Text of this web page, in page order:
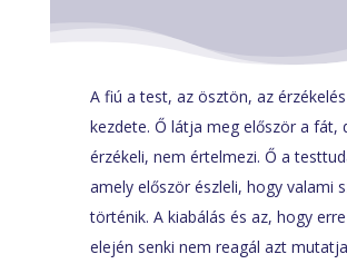
A fiú a test, az ösztön, az érzékelés
kezdete. Ő látja meg először a fát,
érzékeli, nem értelmezi. Ő a
amely először észleli, hogy valami
történik. A kiabálás és az, hogy
elején senki nem reagál azt